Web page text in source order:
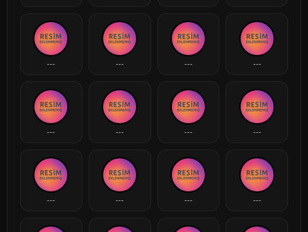
--- --- --- ---
--- --- --- ---
--- --- --- ---